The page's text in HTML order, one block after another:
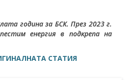
година за БСК. През 2023 г.
енергия в подкрепа на
СТАТИЯ